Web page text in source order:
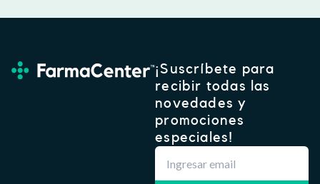
¡Suscríbete para
recibir todas las
novedades y
promociones
especiales!